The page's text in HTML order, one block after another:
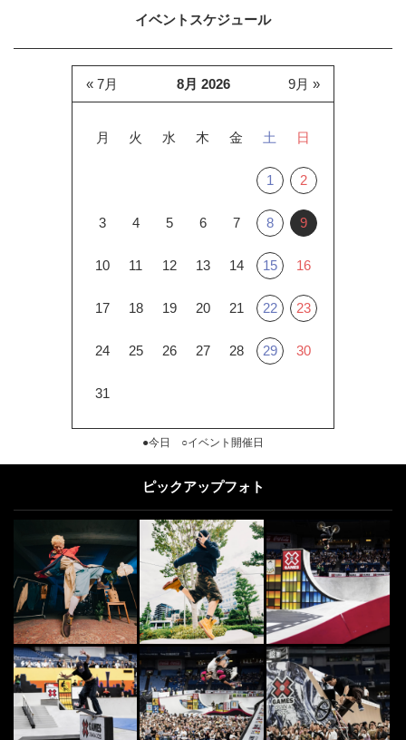
イベントスケジュール
8月 2026
月 火 水 木 金 土 日
1 2
3 4 5 6 7 8 9
10 11 12 13 14 15 16
17 18 19 20 21 22 23
24 25 26 27 28 29 30
31
« 7月 9月 »
●今日 ○イベント開催日
ピックアップフォト